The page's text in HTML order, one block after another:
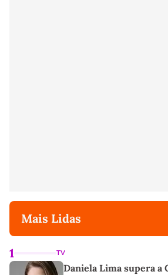
Mais Lidas
1 TV
Daniela Lima supera a